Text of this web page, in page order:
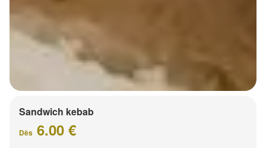
Sandwich kebab
Dès 6.00 €